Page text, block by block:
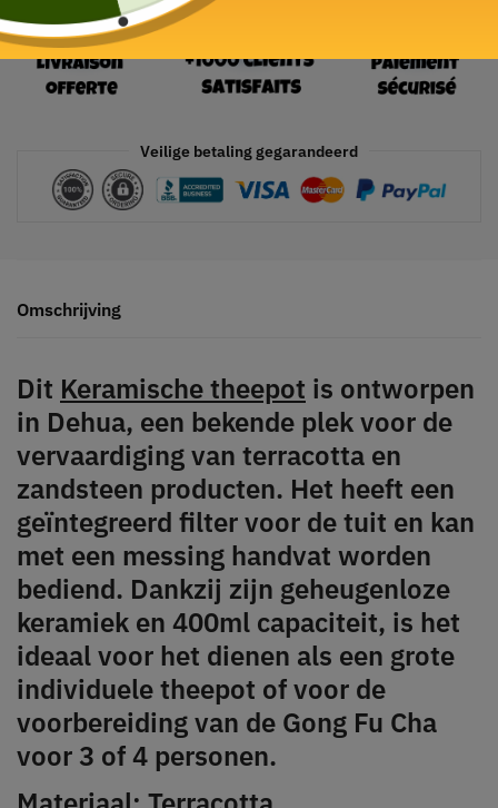
Veilige betaling gegarandeerd
Omschrijving
Dit Keramische theepot is ontworpen
in Dehua, een bekende plek voor de
vervaardiging van terracotta en
zandsteen producten. Het heeft een
geïntegreerd filter voor de tuit en kan
met een messing handvat worden
bediend. Dankzij zijn geheugenloze
keramiek en 400ml capaciteit, is het
ideaal voor het dienen als een grote
individuele theepot of voor de
voorbereiding van de Gong Fu Cha
voor 3 of 4 personen.